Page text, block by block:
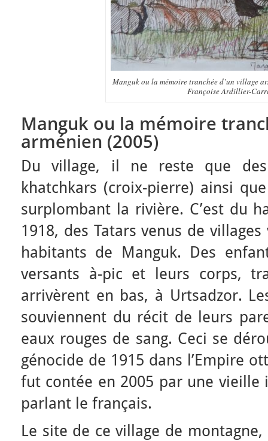
Manguk ou la mémoire tranchée d’un village
Françoise Ardillier-
Manguk ou la mémoire
arménien (2005)
Du village, il ne reste que
khatchkars (croix-pierre) ainsi
surplombant la rivière. C’est du
1918, des Tatars venus de
habitants de Manguk. Des
versants à-pic et leurs corps,
arrivèrent en bas, à Urtsadzor.
souviennent du récit de leurs
eaux rouges de sang. Ceci se
génocide de 1915 dans l’Empire
fut contée en 2005 par une vieille
parlant le français.
Le site de ce village de